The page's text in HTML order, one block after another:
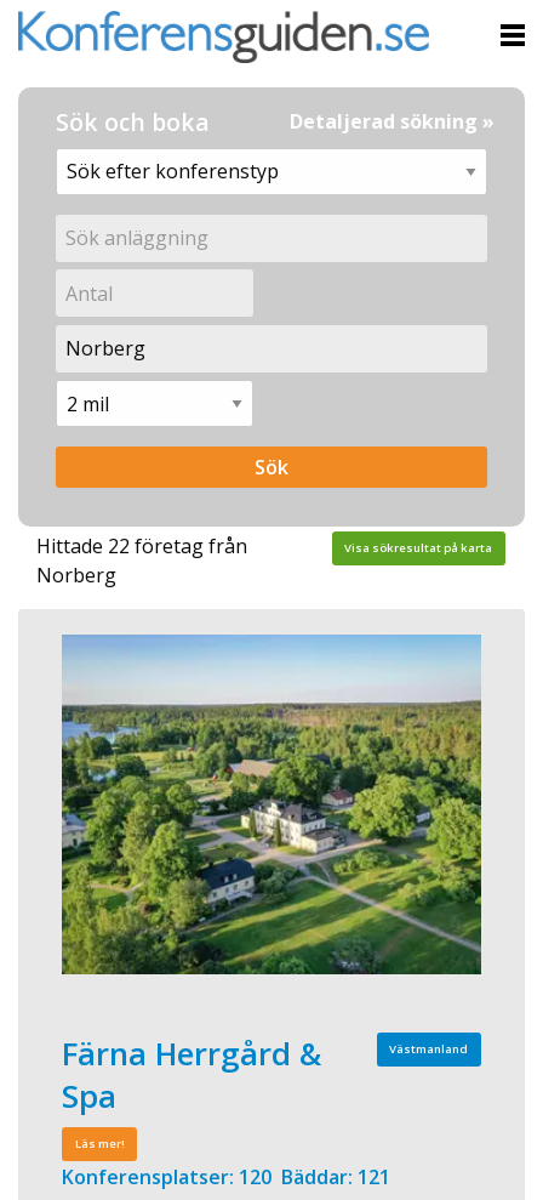
Sök och boka Detaljerad sökning »
Hittade 22 företag från
Norberg
Visa sökresultat på karta
Västmanland
Färna Herrgård &
Spa
Läs mer!
Konferensplatser: 120 Bäddar: 121